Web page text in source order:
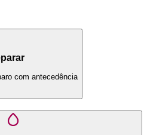
com antecedência